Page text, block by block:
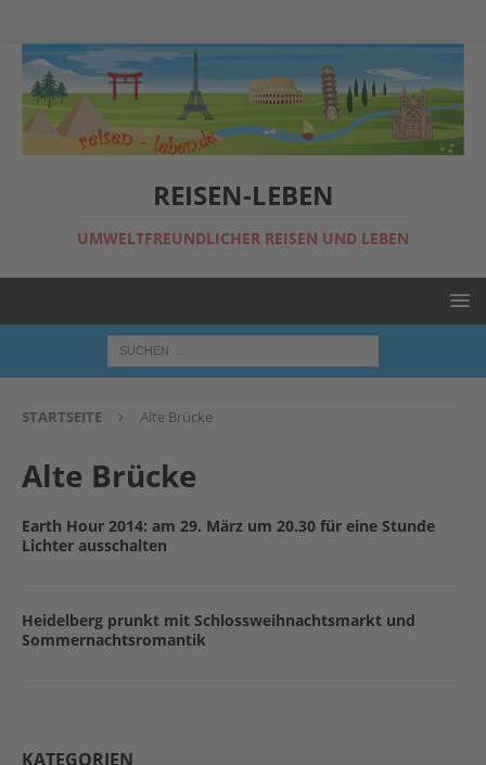
REISEN-LEBEN
UMWELTFREUNDLICHER REISEN UND LEBEN
STARTSEITE Alte Brücke
Alte Brücke
Earth Hour 2014: am 29. März um 20.30 für eine Stunde
Lichter ausschalten
Heidelberg prunkt mit Schlossweihnachtsmarkt und
Sommernachtsromantik
KATEGORIEN